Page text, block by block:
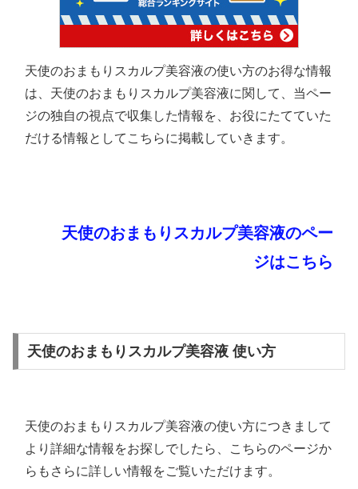
天使のおまもりスカルプ美容液の使い方のお得な情報
は、天使のおまもりスカルプ美容液に関して、当ペー
ジの独自の視点で収集した情報を、お役にたてていた
だける情報としてこちらに掲載していきます。
天使のおまもりスカルプ美容液のペー
ジはこちら
天使のおまもりスカルプ美容液 使い方
天使のおまもりスカルプ美容液の使い方につきまして
より詳細な情報をお探しでしたら、こちらのページか
らもさらに詳しい情報をご覧いただけます。